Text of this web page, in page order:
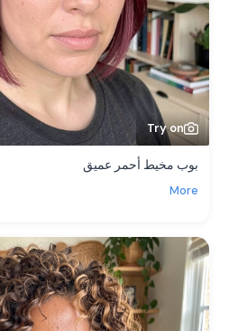
Try on
بوب مخيط أحمر عميق
More